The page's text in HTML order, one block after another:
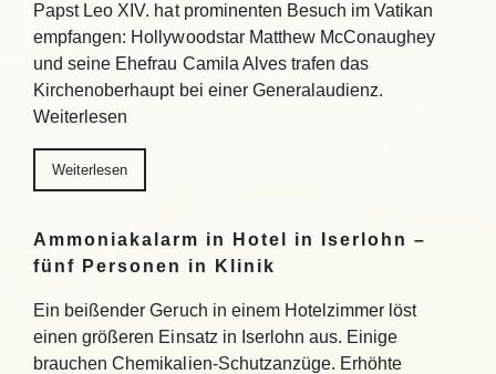
Papst Leo XIV. hat prominenten Besuch im Vatikan
empfangen: Hollywoodstar Matthew McConaughey
und seine Ehefrau Camila Alves trafen das
Kirchenoberhaupt bei einer Generalaudienz.
Weiterlesen
Weiterlesen
Ammoniakalarm in Hotel in Iserlohn –
fünf Personen in Klinik
Ein beißender Geruch in einem Hotelzimmer löst
einen größeren Einsatz in Iserlohn aus. Einige
brauchen Chemikalien-Schutzanzüge. Erhöhte